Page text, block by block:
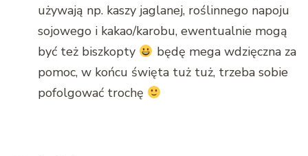
używają np. kaszy jaglanej, roślinnego napoju
sojowego i kakao/karobu, ewentualnie mogą
być też biszkopty
będę mega wdzięczna za
pomoc, w końcu święta tuż tuż, trzeba sobie
pofolgować trochę